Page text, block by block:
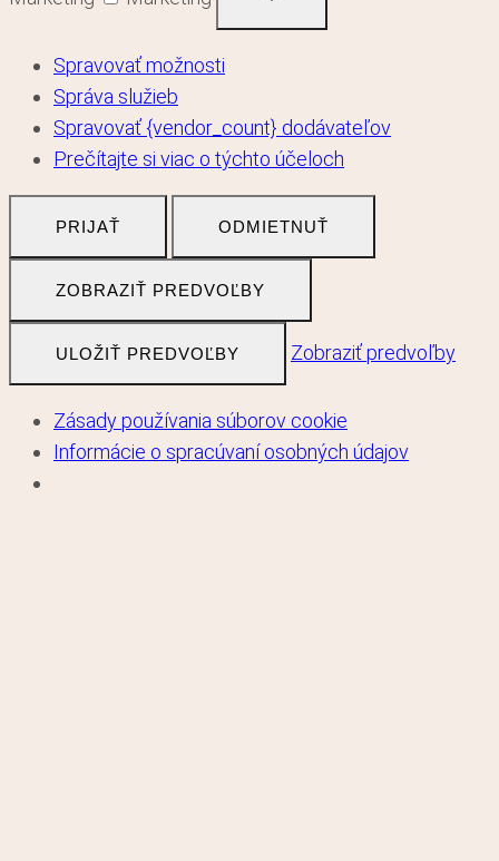
Spravovať možnosti
Správa služieb
Spravovať {vendor_count} dodávateľov
Prečítajte si viac o týchto účeloch
PRIJAŤ ODMIETNUŤ
ZOBRAZIŤ PREDVOĽBY
ULOŽIŤ PREDVOĽBY Zobraziť predvoľby
Zásady používania súborov cookie
Informácie o spracúvaní osobných údajov